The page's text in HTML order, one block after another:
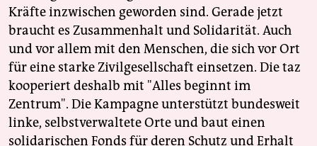
Kräfte inzwischen geworden sind. Gerade jetzt
braucht es Zusammenhalt und Solidarität. Auch
und vor allem mit den Menschen, die sich vor Ort
für eine starke Zivilgesellschaft einsetzen. Die taz
kooperiert deshalb mit "Alles beginnt im
Zentrum". Die Kampagne unterstützt bundesweit
linke, selbstverwaltete Orte und baut einen
solidarischen Fonds für deren Schutz und Erhalt